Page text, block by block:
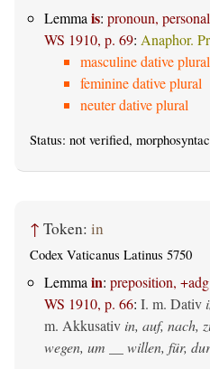
Lemma is: pronoun, personal
WS 1910, p. 69: Anaphor.
masculine dative plural
feminine dative plural
neuter dative plural
Status: not verified,
↑ Token: in
Codex Vaticanus Latinus 5750
Lemmain: preposition, +adg
WS 1910, p. 66: I. m. Dativ
m. Akkusativ in, auf, nach,
wegen, um __ willen, für,